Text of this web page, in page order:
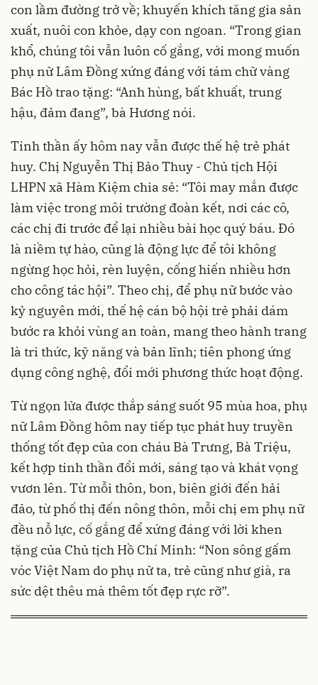
con lầm đường trở về; khuyến khích tăng gia sản
xuất, nuôi con khỏe, dạy con ngoan. “Trong gian
khổ, chúng tôi vẫn luôn cố gắng, với mong muốn
phụ nữ Lâm Đồng xứng đáng với tám chữ vàng
Bác Hồ trao tặng: “Anh hùng, bất khuất, trung
hậu, đảm đang”, bà Hương nói.
Tinh thần ấy hôm nay vẫn được thế hệ trẻ phát
huy. Chị Nguyễn Thị Bảo Thuy - Chủ tịch Hội
LHPN xã Hàm Kiệm chia sẻ: “Tôi may mắn được
làm việc trong môi trường đoàn kết, nơi các cô,
các chị đi trước để lại nhiều bài học quý báu. Đó
là niềm tự hào, cũng là động lực để tôi không
ngừng học hỏi, rèn luyện, cống hiến nhiều hơn
cho công tác hội”. Theo chị, để phụ nữ bước vào
kỷ nguyên mới, thế hệ cán bộ hội trẻ phải dám
bước ra khỏi vùng an toàn, mang theo hành trang
là tri thức, kỹ năng và bản lĩnh; tiên phong ứng
dụng công nghệ, đổi mới phương thức hoạt động.
Từ ngọn lửa được thắp sáng suốt 95 mùa hoa, phụ
nữ Lâm Đồng hôm nay tiếp tục phát huy truyền
thống tốt đẹp của con cháu Bà Trưng, Bà Triệu,
kết hợp tinh thần đổi mới, sáng tạo và khát vọng
vươn lên. Từ mỗi thôn, bon, biên giới đến hải
đảo, từ phố thị đến nông thôn, mỗi chị em phụ nữ
đều nỗ lực, cố gắng để xứng đáng với lời khen
tặng của Chủ tịch Hồ Chí Minh: “Non sông gấm
vóc Việt Nam do phụ nữ ta, trẻ cũng như già, ra
sức dệt thêu mà thêm tốt đẹp rực rỡ”.